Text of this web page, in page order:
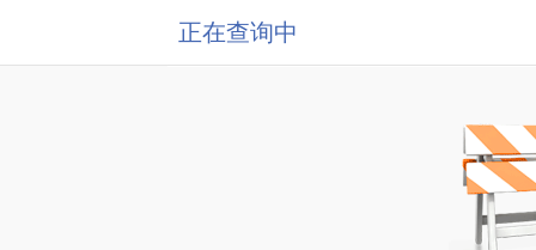
正在查询中